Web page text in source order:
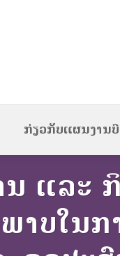
ກ່ຽວກັບແຜນງານ
ນ ແລະ
ພາບໃ